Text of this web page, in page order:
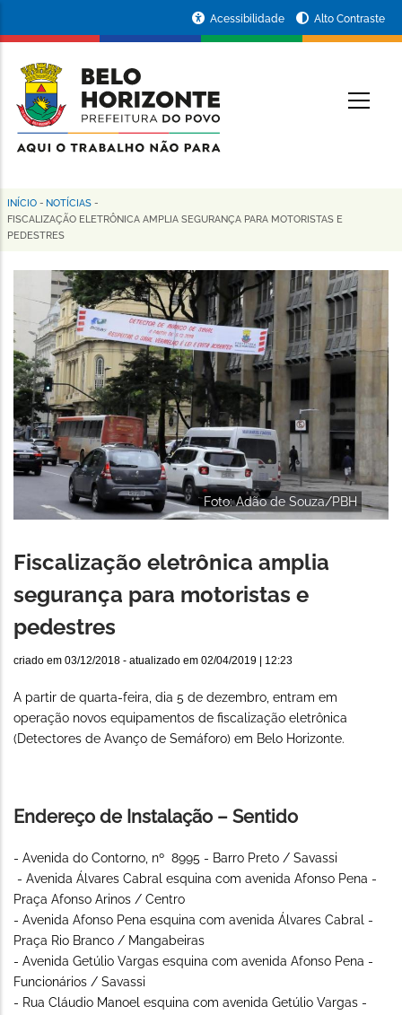
conteúdo
principal
da
Prefeitura
de
Horizonte
Acessibilidade Alto Contraste
Trilha
de
navegação
INÍCIO - NOTÍCIAS -
FISCALIZAÇÃO ELETRÔNICA AMPLIA SEGURANÇA PARA MOTORISTAS E
PEDESTRES
Foto: Adão de Souza/PBH
Fiscalização eletrônica amplia
segurança para motoristas e
pedestres
criado em 03/12/2018 - atualizado em 02/04/2019 | 12:23
A partir de quarta-feira, dia 5 de dezembro, entram em
operação novos equipamentos de fiscalização eletrônica
(Detectores de Avanço de Semáforo) em Belo Horizonte.
Endereço de Instalação – Sentido
- Avenida do Contorno, nº 8995 - Barro Preto / Savassi
- Avenida Álvares Cabral esquina com avenida Afonso Pena -
Praça Afonso Arinos / Centro
- Avenida Afonso Pena esquina com avenida Álvares Cabral -
Praça Rio Branco / Mangabeiras
- Avenida Getúlio Vargas esquina com avenida Afonso Pena -
Funcionários / Savassi
- Rua Cláudio Manoel esquina com avenida Getúlio Vargas -